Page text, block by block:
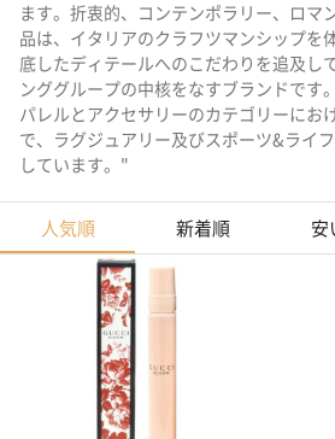
ます。折衷的、コンテンポラリー、ロ
品は、イタリアのクラフツマンシップを
底したディテールへのこだわりを追及し
ンググループの中核をなすブランドです
パレルとアクセサリーのカテゴリーにお
で、ラグジュアリー及びスポーツ&ライ
しています。"
人気順 新着順 安